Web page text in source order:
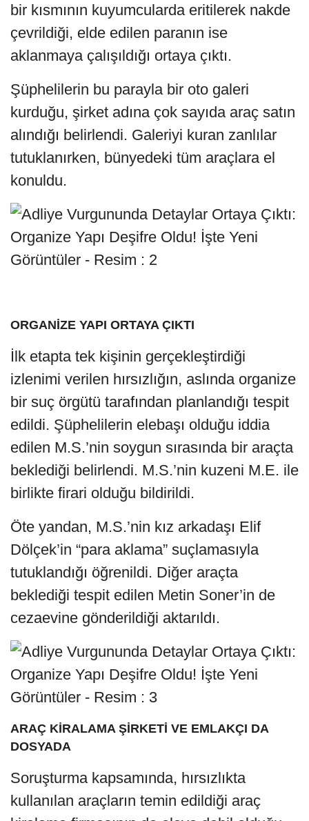
bir kısmının kuyumcularda eritilerek nakde
çevrildiği, elde edilen paranın ise
aklanmaya çalışıldığı ortaya çıktı.
Şüphelilerin bu parayla bir oto galeri
kurduğu, şirket adına çok sayıda araç satın
alındığı belirlendi. Galeriyi kuran zanlılar
tutuklanırken, bünyedeki tüm araçlara el
konuldu.
ORGANİZE YAPI ORTAYA ÇIKTI
İlk etapta tek kişinin gerçekleştirdiği
izlenimi verilen hırsızlığın, aslında organize
bir suç örgütü tarafından planlandığı tespit
edildi. Şüphelilerin elebaşı olduğu iddia
edilen M.S.’nin soygun sırasında bir araçta
beklediği belirlendi. M.S.’nin kuzeni M.E. ile
birlikte firari olduğu bildirildi.
Öte yandan, M.S.’nin kız arkadaşı Elif
Dölçek’in “para aklama” suçlamasıyla
tutuklandığı öğrenildi. Diğer araçta
beklediği tespit edilen Metin Soner’in de
cezaevine gönderildiği aktarıldı.
ARAÇ KİRALAMA ŞİRKETİ VE EMLAKÇI DA
DOSYADA
Soruşturma kapsamında, hırsızlıkta
kullanılan araçların temin edildiği araç